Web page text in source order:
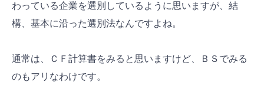
わっている企業を選別しているように思いますが、結
構、基本に沿った選別法なんですよね。
通常は、ＣＦ計算書をみると思いますけど、ＢＳでみる
のもアリなわけです。